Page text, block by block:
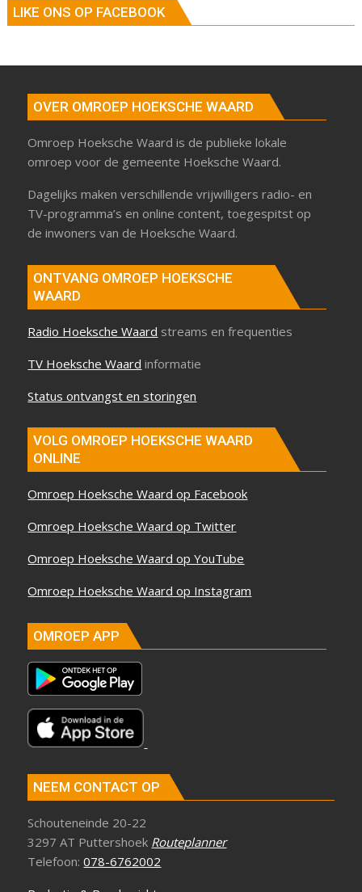
LIKE ONS OP FACEBOOK
OVER OMROEP HOEKSCHE WAARD
Omroep Hoeksche Waard is de publieke lokale
omroep voor de gemeente Hoeksche Waard.
Dagelijks maken verschillende vrijwilligers radio- en
TV-programma’s en online content, toegespitst op
de inwoners van de Hoeksche Waard.
ONTVANG OMROEP HOEKSCHE
WAARD
Radio Hoeksche Waard streams en frequenties
TV Hoeksche Waard informatie
Status ontvangst en storingen
VOLG OMROEP HOEKSCHE WAARD
ONLINE
Omroep Hoeksche Waard op Facebook
Omroep Hoeksche Waard op Twitter
Omroep Hoeksche Waard op YouTube
Omroep Hoeksche Waard op Instagram
OMROEP APP
NEEM CONTACT OP
Schouteneinde 20-22
3297 AT Puttershoek Routeplanner
Telefoon:078-6762002